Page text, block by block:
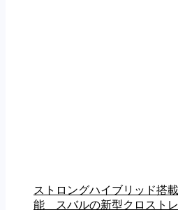
ストロングハイブリッド搭
能 スバルの新型クロスト